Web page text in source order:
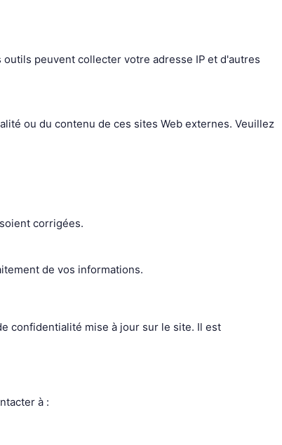
peuvent collecter votre adresse IP et d'autres
ou du contenu de ces sites Web externes. Veuillez
corrigées.
de vos informations.
confidentialité mise à jour sur le site. Il est
à :